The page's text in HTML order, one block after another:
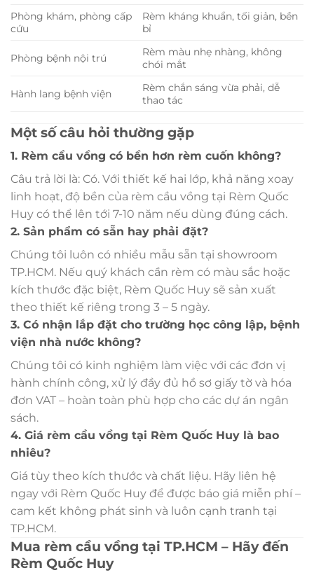
Phòng khám, phòng cấp
cứu
Rèm kháng khuẩn, tối giản, bền
bỉ
Phòng bệnh nội trú
Rèm màu nhẹ nhàng, không
chói mắt
Hành lang bệnh viện
Rèm chắn sáng vừa phải, dễ
thao tác
Một số câu hỏi thường gặp
1. Rèm cầu vồng có bền hơn rèm cuốn không?
Câu trả lời là: Có. Với thiết kế hai lớp, khả năng xoay
linh hoạt, độ bền của rèm cầu vồng tại Rèm Quốc
Huy có thể lên tới 7-10 năm nếu dùng đúng cách.
2. Sản phẩm có sẵn hay phải đặt?
Chúng tôi luôn có nhiều mẫu sẵn tại showroom
TP.HCM. Nếu quý khách cần rèm có màu sắc hoặc
kích thước đặc biệt, Rèm Quốc Huy sẽ sản xuất
theo thiết kế riêng trong 3 – 5 ngày.
3. Có nhận lắp đặt cho trường học công lập, bệnh
viện nhà nước không?
Chúng tôi có kinh nghiệm làm việc với các đơn vị
hành chính công, xử lý đầy đủ hồ sơ giấy tờ và hóa
đơn VAT – hoàn toàn phù hợp cho các dự án ngân
sách.
4. Giá rèm cầu vồng tại Rèm Quốc Huy là bao
nhiêu?
Giá tùy theo kích thước và chất liệu. Hãy liên hệ
ngay với Rèm Quốc Huy để được báo giá miễn phí –
cam kết không phát sinh và luôn cạnh tranh tại
TP.HCM.
Mua rèm cầu vồng tại TP.HCM – Hãy đến
Rèm Quốc Huy